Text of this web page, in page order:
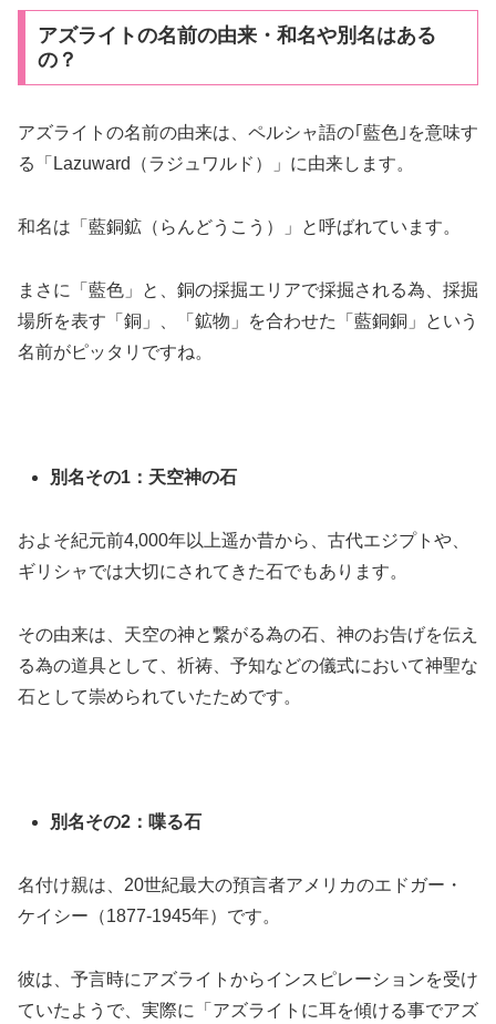
アズライトの名前の由来・和名や別名はある
の？
アズライトの名前の由来は、ペルシャ語の｢藍色｣を意味す
る「Lazuward（ラジュワルド）」に由来します。
和名は「藍銅鉱（らんどうこう）」と呼ばれています。
まさに「藍色」と、銅の採掘エリアで採掘される為、採掘
場所を表す「銅」、「鉱物」を合わせた「藍銅銅」という
名前がピッタリですね。
別名その1：天空神の石
およそ紀元前4,000年以上遥か昔から、古代エジプトや、
ギリシャでは大切にされてきた石でもあります。
その由来は、天空の神と繋がる為の石、神のお告げを伝え
る為の道具として、祈祷、予知などの儀式において神聖な
石として崇められていたためです。
別名その2：喋る石
名付け親は、20世紀最大の預言者アメリカのエドガー・
ケイシー（1877-1945年）です。
彼は、予言時にアズライトからインスピレーションを受け
ていたようで、実際に「アズライトに耳を傾ける事でアズ